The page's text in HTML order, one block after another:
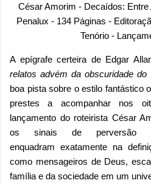
César Amorim - Decaídos:
Penalux - 134 Páginas -
Tenório -
A epígrafe certeira de Edgar
relatos advém da obscuridade do
boa pista sobre o estilo fantástico
prestes a acompanhar nos
lançamento do roteirista César
os sinais de perversão
enquadram exatamente na
como mensageiros de Deus,
família e da sociedade em um